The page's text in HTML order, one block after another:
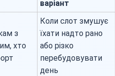
варіант
з
хто
Коли слот змушує
їхати надто рано
або різко
перебудовувати
день